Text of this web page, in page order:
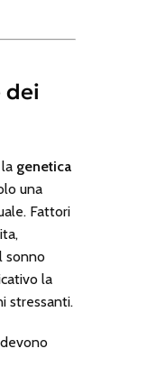
dei
genetica
una
Fattori
sonno
la
stressanti.